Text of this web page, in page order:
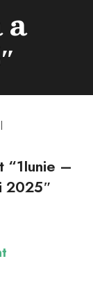
|
“1Iunie –
2025″​